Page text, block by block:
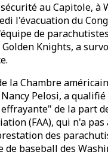
au Capitole, à
l'évacuation du
de
Knights, a
la Chambre
Pelosi, a
de la part
(FAA), qui n'a
des
de baseball des